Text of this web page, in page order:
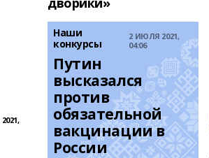
Наши
конкурсы
2 ИЮЛЯ 2021,
04:06
Путин
высказался
против
обязательной
вакцинации в
России